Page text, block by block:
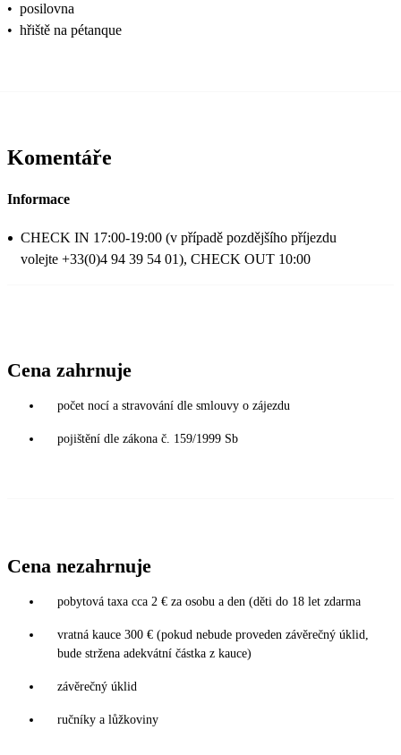
• posilovna
• hřiště na pétanque
Komentáře
Informace
CHECK IN 17:00-19:00 (v případě pozdějšího příjezdu
volejte +33(0)4 94 39 54 01), CHECK OUT 10:00
Cena zahrnuje
počet nocí a stravování dle smlouvy o zájezdu
pojištění dle zákona č. 159/1999 Sb
Cena nezahrnuje
pobytová taxa cca 2 € za osobu a den (děti do 18 let zdarma
vratná kauce 300 € (pokud nebude proveden závěrečný úklid,
bude stržena adekvátní částka z kauce)
závěrečný úklid
ručníky a lůžkoviny